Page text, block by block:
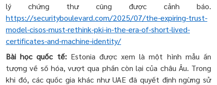
lý chứng thư cũng được cảnh báo.
https://securityboulevard.com/2025/07/the-expiring-trust-
model-cisos-must-rethink-pki-in-the-era-of-short-lived-
certificates-and-machine-identity/
Bài học quốc tế:Estonia được xem là một hình mẫu ấn
tượng về số hóa, vượt qua phần còn lại của châu Âu. Trong
khi đó, các quốc gia khác như UAE đã quyết định ngừng sử